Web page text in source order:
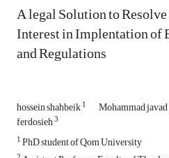
A legal Solution to
Interest in Implentation of
and Regulations
hossein shahbeik1 Mohammad
ferdosieh3
1PhD student of Qom University